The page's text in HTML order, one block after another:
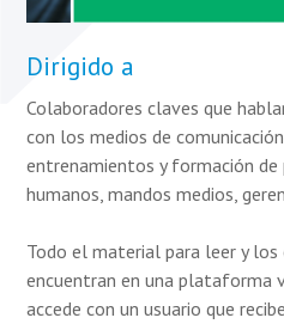
Dirigido a
Colaboradores claves que
con los medios de
entrenamientos y formación de
humanos, mandos medios,
Todo el material para leer y los
encuentran en una plataforma
accede con un usuario que